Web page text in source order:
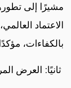
مشيرًا إلى
الاعتماد
بالكفاءات،
ثانيًا: العرض